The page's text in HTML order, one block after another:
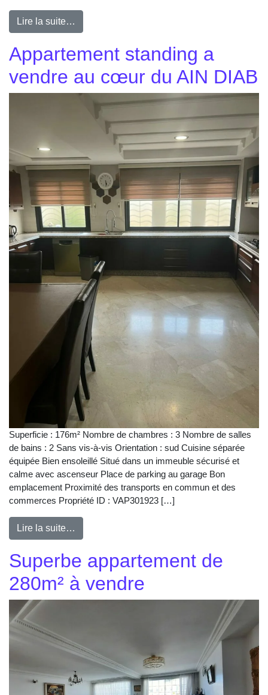
Lire la suite…
Appartement standing a
vendre au cœur du AIN DIAB
Superficie : 176m² Nombre de chambres : 3 Nombre de salles
de bains : 2 Sans vis-à-vis Orientation : sud Cuisine séparée
équipée Bien ensoleillé Situé dans un immeuble sécurisé et
calme avec ascenseur Place de parking au garage Bon
emplacement Proximité des transports en commun et des
commerces Propriété ID : VAP301923 […]
Lire la suite…
Superbe appartement de
280m² à vendre